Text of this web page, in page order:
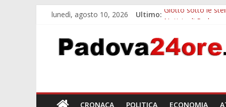
lunedì, agosto 10, 2026 Ultimo: Giotto sotto le
Concorso
Gemellaggi
Alloggi ESU
CRONACA POLITICA ECONOMIA